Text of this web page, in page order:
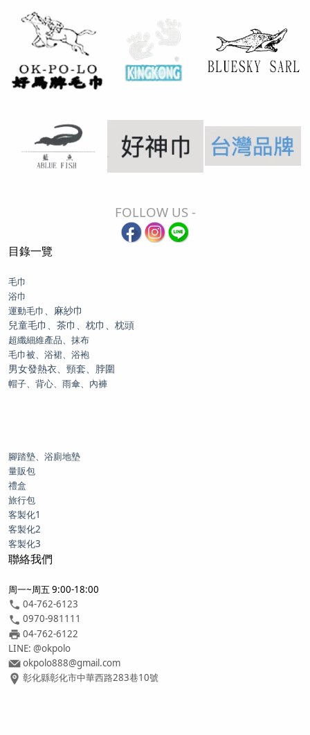
FOLLOW US -
目錄一覽
毛巾
浴巾
運動毛巾
、麻紗巾
兒童毛巾、茶巾、枕巾、枕頭
超纖細維產品、抹布
毛巾被、浴裙、浴袍
男女發熱衣、頸套、脖圍
帽子、背心、雨傘、內褲
腳踏墊、浴廁地墊
量販包
禮盒
旅行包
客製化1
客製化2
客製化3
聯絡我們
周一~周五 9:00-18:00
04-762-6123
0970-981111
04-762-6122
LINE: @okpolo
okpolo888@gmail.com
彰化縣彰化市中華西路283巷10號